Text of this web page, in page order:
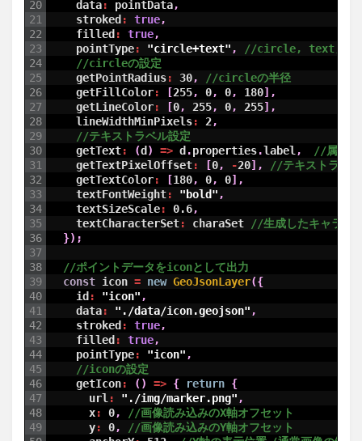
20
21
22
23
24
25
26
27
28
29
30
31
32
33
34
35
36
37
38
39
40
41
42
43
44
45
46
47
48
49
data: pointData,
stroked : true,
filled : true,
pointType: "circle+text" ,
//circle, text, iconを
//circleの設定
getPointRadius: 30,
//circleの半径
getFillColor: [255, 0, 0, 180] ,
getLineColor: [0, 255, 0, 255] ,
lineWidthMinPixels: 2,
//テキストラベル設定
getText: (d ) => d .properties.label ,
//属性値
getTextPixelOffset: [0, -20] ,
//テキストラベ
getTextColor: [180, 0, 0] ,
textFontWeight: "bold" ,
textSizeScale: 0.6,
textCharacterSet: charaSet
//生成したキャラク
}) ;
//ポイントデータをiconとして出力
const icon = new GeoJsonLayer({
id : "icon" ,
data: "./data/icon.geojson" ,
stroked : true,
filled : true,
pointType: "icon" ,
//iconの設定
getIcon: () => { return {
url : "./img/marker.png" ,
x: 0,
//画像読み込みのX軸オフセット
y: 0,
//画像読み込みのY軸オフセット